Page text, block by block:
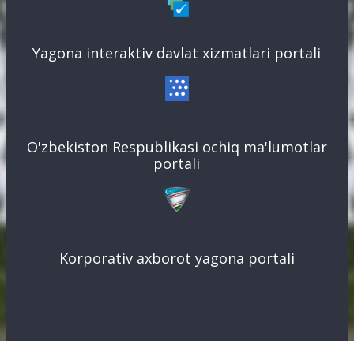
Yagona interaktiv davlat xizmatlari portali
O'zbekiston Respublikasi ochiq ma'lumotlar
portali
Korporativ axborot yagona portali